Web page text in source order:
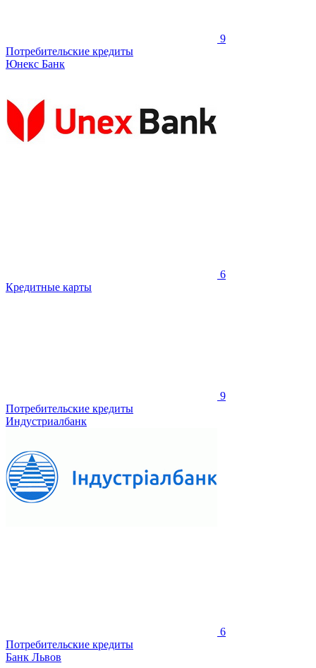
9
Потребительские кредиты
Юнекс Банк
6
Кредитные карты
9
Потребительские кредиты
Индустриалбанк
6
Потребительские кредиты
Банк Львов